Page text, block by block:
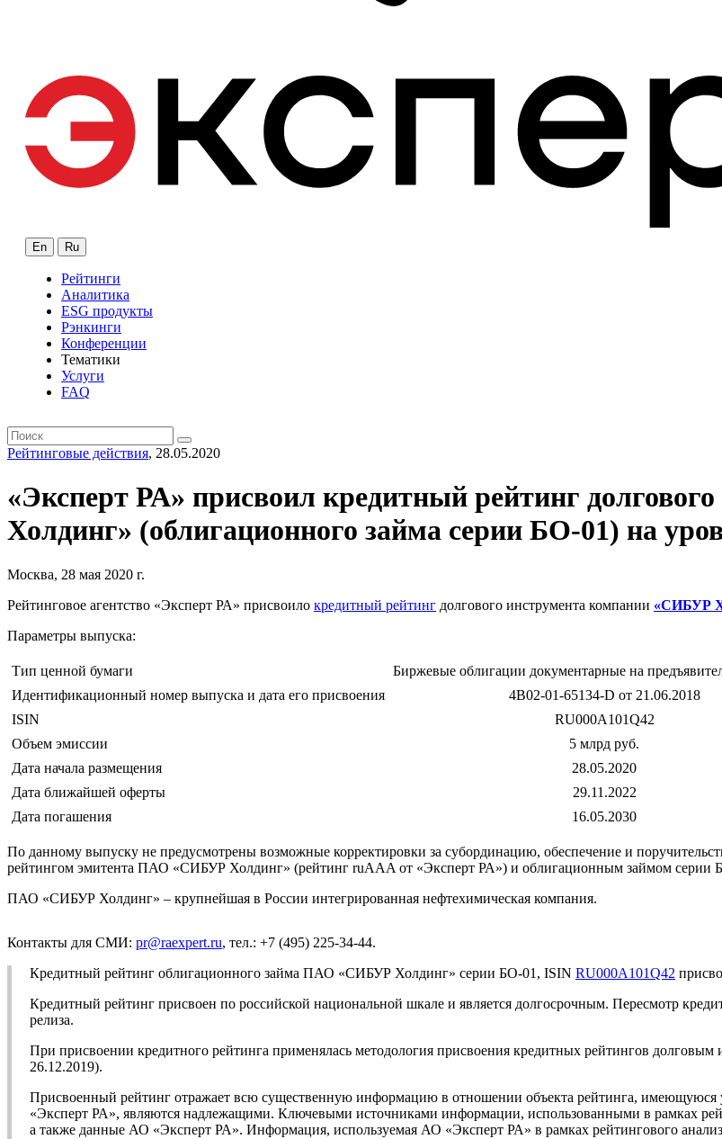
En Ru
Рейтинги
Аналитика
ESG продукты
Рэнкинги
Конференции
Тематики
Услуги
FAQ
Рейтинговые действия, 28.05.2020
«Эксперт РА» присвоил кредитный рейтинг
Холдинг» (облигационного займа серии БО-01) на
Москва, 28 мая 2020 г.
Рейтинговое агентство «Эксперт РА» присвоило кредитный рейтинг долгового инструмента компании «СИБУР
Параметры выпуска:
Тип ценной бумаги
Биржевые облигации документарные на
Идентификационный номер выпуска и дата его присвоения
4B02-01-65134-D от 21.06.2018
ISIN
RU000A101Q42
Объем эмиссии
5 млрд руб.
Дата начала размещения
28.05.2020
Дата ближайшей оферты
29.11.2022
Дата погашения
16.05.2030
По данному выпуску не предусмотрены возможные корректировки за субординацию, обеспечение и
рейтингом эмитента ПАО «СИБУР Холдинг» (рейтинг ruAAA от «Эксперт РА») и облигационным займом серии
ПАО «СИБУР Холдинг» – крупнейшая в России интегрированная нефтехимическая компания.
Контакты для СМИ: pr@raexpert.ru, тел.: +7 (495) 225-34-44.
Кредитный рейтинг облигационного займа ПАО «СИБУР Холдинг» серии БО-01, ISIN RU000A101Q42
Кредитный рейтинг присвоен по российской национальной шкале и является долгосрочным. Пересмотр
релиза.
При присвоении кредитного рейтинга применялась методология присвоения кредитных рейтингов долговым
26.12.2019).
Присвоенный рейтинг отражает всю существенную информацию в отношении объекта рейтинга,
«Эксперт РА», являются надлежащими. Ключевыми источниками информации, использованными в рамках
а также данные АО «Эксперт РА». Информация, используемая АО «Эксперт РА» в рамках рейтингового